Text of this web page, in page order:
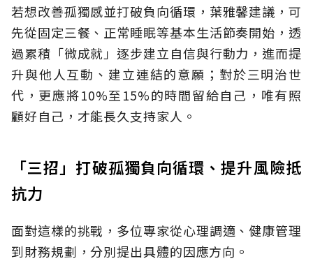
若想改善孤獨感並打破負向循環，葉雅馨建議，可
先從固定三餐、正常睡眠等基本生活節奏開始，透
過累積「微成就」逐步建立自信與行動力，進而提
升與他人互動、建立連結的意願；對於三明治世
代，更應將10%至15%的時間留給自己，唯有照
顧好自己，才能長久支持家人。
「三招」打破孤獨負向循環、提升風險抵
抗力
面對這樣的挑戰，多位專家從心理調適、健康管理
到財務規劃，分別提出具體的因應方向。